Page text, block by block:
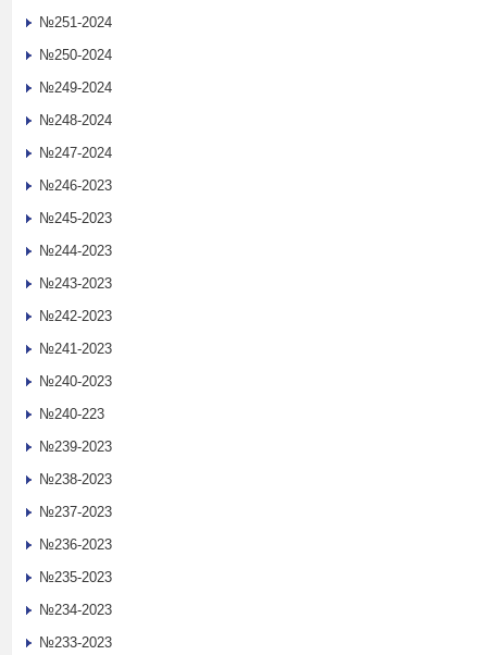
№251-2024
№250-2024
№249-2024
№248-2024
№247-2024
№246-2023
№245-2023
№244-2023
№243-2023
№242-2023
№241-2023
№240-2023
№240-223
№239-2023
№238-2023
№237-2023
№236-2023
№235-2023
№234-2023
№233-2023